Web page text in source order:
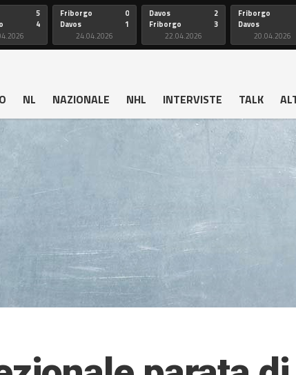
5
4
Friborgo
Davos
0
1
24.04.2026
Davos
Friborgo
2
3
22.04.2026
Friborgo
Davos
20.04.2026
NL NAZIONALE NHL INTERVISTE TALK